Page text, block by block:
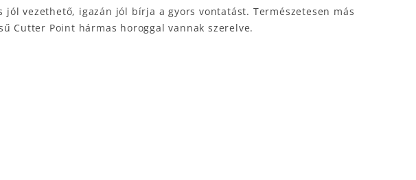
vezethető, igazán jól bírja a gyors vontatást. Természetesen más
Cutter Point hármas horoggal vannak szerelve.